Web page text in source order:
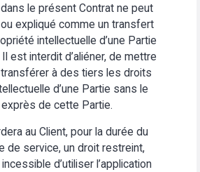
le présent Contrat ne peut
expliqué comme un transfert
intellectuelle d’une Partie
Il est interdit d’aliéner, de mettre
à des tiers les droits
d’une Partie sans le
de cette Partie.
au Client, pour la durée du
de service, un droit restreint,
d’utiliser l’application